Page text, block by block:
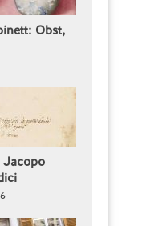
Obst,
Jacopo